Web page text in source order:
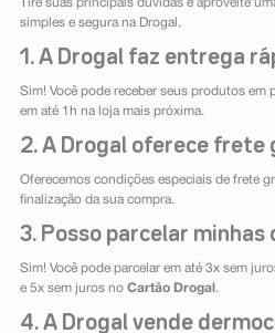
simples e segura na Drogal.
1. A Drogal faz entrega
Sim! Você pode receber seus produtos em
em até 1h na loja mais próxima.
2. A Drogal oferece frete
Oferecemos condições especiais de frete
finalização da sua compra.
3. Posso parcelar minhas
Sim! Você pode parcelar em até 3x sem
e 5x sem juros no Cartão Drogal .
4. A Drogal vende